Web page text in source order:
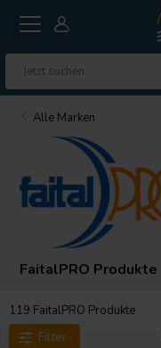
Alle Marken
FaitalPRO Produkte
119 FaitalPRO Produkte
Filter